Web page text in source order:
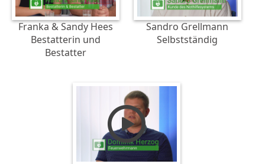
Franka & Sandy Hees
Bestatterin und
Bestatter
Sandro Grellmann
Selbstständig